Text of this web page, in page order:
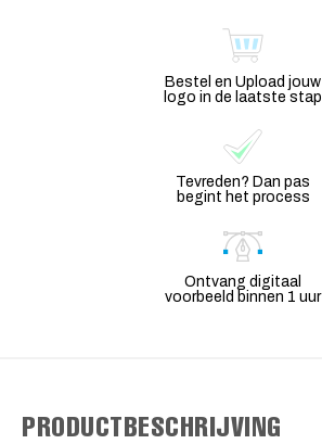
Bestel en Upload jouw
logo in de laatste stap
Tevreden? Dan pas
begint het process
Ontvang digitaal
voorbeeld binnen 1 uur
PRODUCTBESCHRIJVING